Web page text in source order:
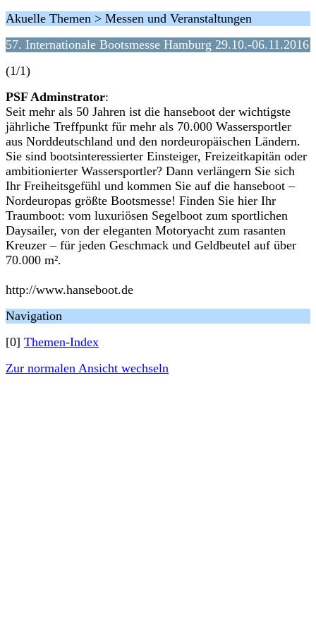
Akuelle Themen > Messen und Veranstaltungen
57. Internationale Bootsmesse Hamburg 29.10.-06.11.2016
(1/1)
PSF Adminstrator:
Seit mehr als 50 Jahren ist die hanseboot der wichtigste
jährliche Treffpunkt für mehr als 70.000 Wassersportler
aus Norddeutschland und den nordeuropäischen Ländern.
Sie sind bootsinteressierter Einsteiger, Freizeitkapitän oder
ambitionierter Wassersportler? Dann verlängern Sie sich
Ihr Freiheitsgefühl und kommen Sie auf die hanseboot –
Nordeuropas größte Bootsmesse! Finden Sie hier Ihr
Traumboot: vom luxuriösen Segelboot zum sportlichen
Daysailer, von der eleganten Motoryacht zum rasanten
Kreuzer – für jeden Geschmack und Geldbeutel auf über
70.000 m².
http://www.hanseboot.de
Navigation
[0] Themen-Index
Zur normalen Ansicht wechseln